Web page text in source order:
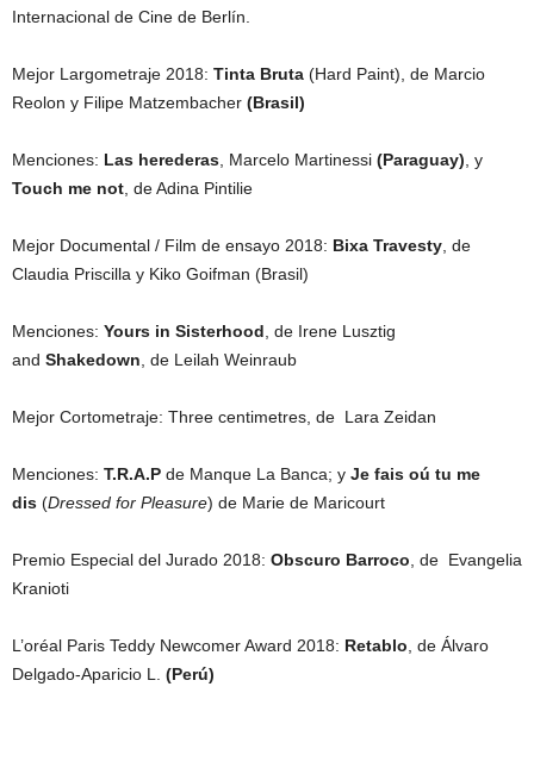
Internacional de Cine de Berlín.
Mejor Largometraje 2018: Tinta Bruta (Hard Paint), de Marcio
Reolon y Filipe Matzembacher (Brasil)
Menciones: Las herederas, Marcelo Martinessi (Paraguay), y
Touch me not, de Adina Pintilie
Mejor Documental / Film de ensayo 2018: Bixa Travesty, de
Claudia Priscilla y Kiko Goifman (Brasil)
Menciones: Yours in Sisterhood, de Irene Lusztig
and Shakedown, de Leilah Weinraub
Mejor Cortometraje: Three centimetres, de Lara Zeidan
Menciones: T.R.A.P de Manque La Banca; y Je fais oú tu me
dis (Dressed for Pleasure) de Marie de Maricourt
Premio Especial del Jurado 2018: Obscuro Barroco, de Evangelia
Kranioti
L’oréal Paris Teddy Newcomer Award 2018: Retablo, de Álvaro
Delgado-Aparicio L. (Perú)